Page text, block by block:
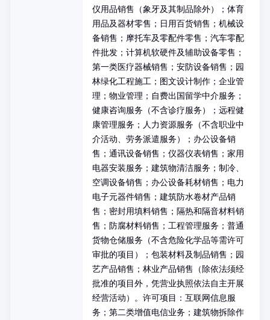
仪用品销售（象牙及其制品除外）；体育
用品及器材零售；日用百货销售；机械设
备销售；摩托车及零配件零售；汽车零配
件批发；计算机软硬件及辅助设备零售；
第一类医疗器械销售；安防设备销售；园
林绿化工程施工；图文设计制作；企业管
理；物业管理；自费出国留学中介服务；
健康咨询服务（不含诊疗服务）；远程健
康管理服务；人力资源服务（不含职业中
介活动、劳务派遣服务）；办公设备销
售；通讯设备销售；仪器仪表销售；家用
电器安装服务；建筑物清洁服务；制冷、
空调设备销售；办公设备耗材销售；电力
电子元器件销售；建筑防水卷材产品销
售；密封用填料销售；隔热和隔音材料销
售；防腐材料销售；工程管理服务；普通
货物仓储服务（不含危险化学品等需许可
审批的项目）；包装材料及制品销售；园
艺产品销售；林业产品销售（除依法须经
批准的项目外，凭营业执照依法自主开展
经营活动）。许可项目：互联网信息服
务；第二类增值电信业务；建筑物拆除作